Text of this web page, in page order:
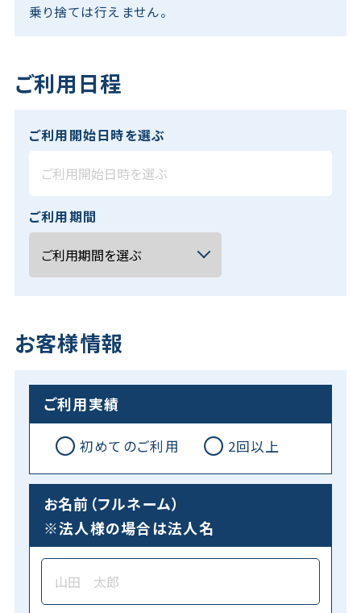
乗り捨ては行えません。
ご利用日程
ご利用開始日時を選ぶ
ご利用期間
お客様情報
ご利用実績
初めてのご利用 2回以上
お名前（フルネーム）
※法人様の場合は法人名